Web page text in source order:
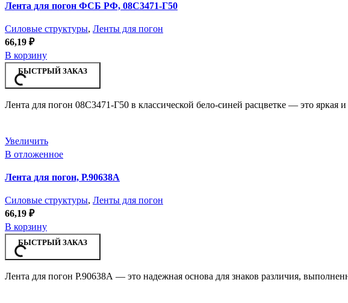
Лента для погон ФСБ РФ, 08С3471-Г50
Силовые структуры, Ленты для погон
66,19 ₽
В корзину
БЫСТРЫЙ ЗАКАЗ
Лента для погон 08С3471-Г50 в классической бело-синей расцветке — это яркая
Увеличить
В отложенное
Лента для погон, Р.90638А
Силовые структуры, Ленты для погон
66,19 ₽
В корзину
БЫСТРЫЙ ЗАКАЗ
Лента для погон Р.90638А — это надежная основа для знаков различия,